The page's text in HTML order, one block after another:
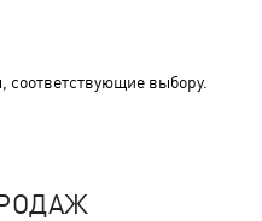
выбору.